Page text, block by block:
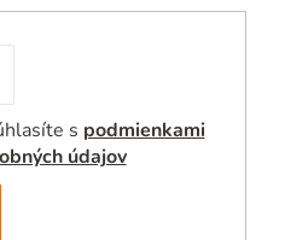
s podmienkami
údajov